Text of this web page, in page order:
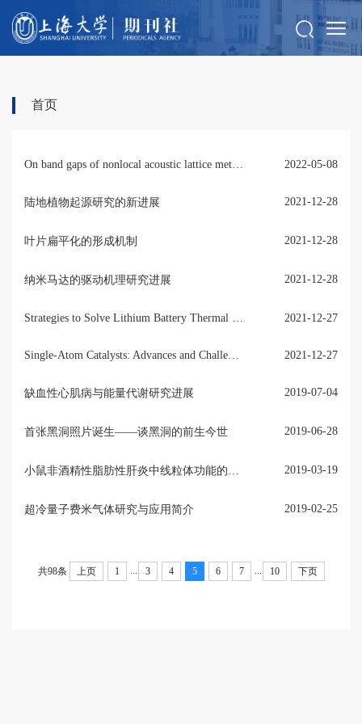
首页
On band gaps of nonlocal acoustic lattice metamaterials: a robust strain gradient model 2022-05-08
陆地植物起源研究的新进展 2021-12-28
叶片扁平化的形成机制 2021-12-28
纳米马达的驱动机理研究进展 2021-12-28
Strategies to Solve Lithium Battery Thermal Runaway: From Mechanism to Modification 2021-12-27
Single‑Atom Catalysts: Advances and Challenges in Metal‑Support Interactions for Enhanced Electrocatalysis 2021-12-27
缺血性心肌病与能量代谢研究进展 2019-07-04
首张黑洞照片诞生——谈黑洞的前生今世 2019-06-28
小鼠非酒精性脂肪性肝炎中线粒体功能的障碍 2019-03-19
超冷量子费米气体研究与应用简介 2019-02-25
共98条 上页 1 ... 3 4 5 6 7 ... 10 下页